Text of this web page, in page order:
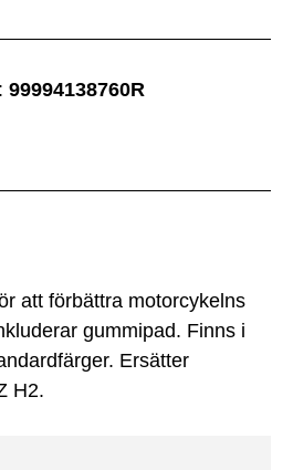
att förbättra motorcykelns
gummipad. Finns i
Ersätter
H2.
99994138760R